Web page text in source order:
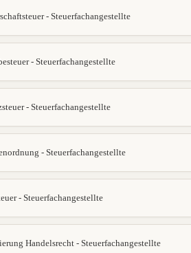
- Steuerfachangestellte
- Steuerfachangestellte
- Steuerfachangestellte
- Steuerfachangestellte
- Steuerfachangestellte
Handelsrecht - Steuerfachangestellte